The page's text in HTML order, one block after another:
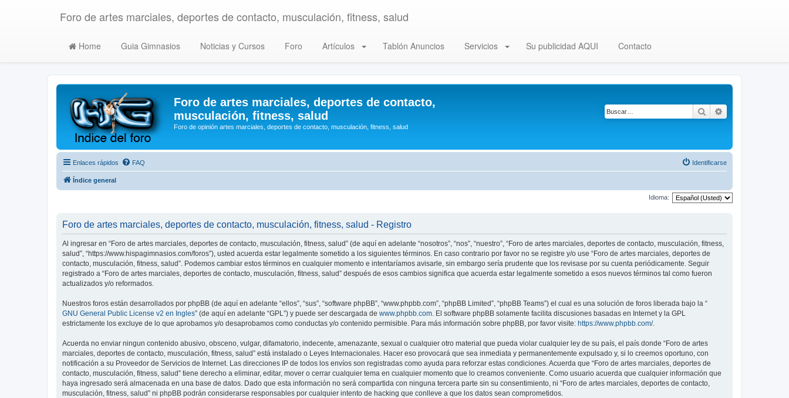
Foro de artes marciales, deportes de contacto, musculación, fitness, salud
Home Guia Gimnasios Noticias y Cursos Foro Artículos Tablón Anuncios Servicios Su publicidad AQUI Contacto
Foro de artes marciales, deportes de contacto,
musculación, fitness, salud
Foro de opinión artes marciales, deportes de contacto, musculación, fitness, salud
Buscar
Enlaces rápidos FAQ Identificarse
Índice general
Idioma:
Foro de artes marciales, deportes de contacto, musculación, fitness, salud - Registro
Al ingresar en “Foro de artes marciales, deportes de contacto, musculación, fitness, salud” (de aquí en adelante “nosotros”, “nos”, “nuestro”, “Foro de artes marciales, deportes de contacto, musculación, fitness,
salud”, “https://www.hispagimnasios.com/foros”), usted acuerda estar legalmente sometido a los siguientes términos. En caso contrario por favor no se registre y/o use “Foro de artes marciales, deportes de
contacto, musculación, fitness, salud”. Podemos cambiar estos términos en cualquier momento e intentaríamos avisarle, sin embargo sería prudente que los revisase por su cuenta periódicamente. Seguir
registrado a “Foro de artes marciales, deportes de contacto, musculación, fitness, salud” después de esos cambios significa que acuerda estar legalmente sometido a esos nuevos términos tal como fueron
actualizados y/o reformados.
Nuestros foros están desarrollados por phpBB (de aquí en adelante “ellos”, “sus”, “software phpBB”, “www.phpbb.com”, “phpBB Limited”, “phpBB Teams”) el cual es una solución de foros liberada bajo la “
GNU General Public License v2 en Ingles” (de aquí en adelante “GPL”) y puede ser descargada de www.phpbb.com . El software phpBB solamente facilita discusiones basadas en Internet y la GPL
estrictamente los excluye de lo que aprobamos y/o desaprobamos como conductas y/o contenido permisible. Para más información sobre phpBB, por favor visite: https://www.phpbb.com/.
Acuerda no enviar ningun contenido abusivo, obsceno, vulgar, difamatorio, indecente, amenazante, sexual o cualquier otro material que pueda violar cualquier ley de su país, el país donde “Foro de artes
marciales, deportes de contacto, musculación, fitness, salud” está instalado o Leyes Internacionales. Hacer eso provocará que sea inmediata y permanentemente expulsado y, si lo creemos oportuno, con
notificación a su Proveedor de Servicios de Internet. Las direcciones IP de todos los envíos son registradas como ayuda para reforzar estas condiciones. Acuerda que “Foro de artes marciales, deportes de
contacto, musculación, fitness, salud” tiene derecho a eliminar, editar, mover o cerrar cualquier tema en cualquier momento que lo creamos conveniente. Como usuario acuerda que cualquier información que
haya ingresado será almacenada en una base de datos. Dado que esta información no será compartida con ninguna tercera parte sin su consentimiento, ni “Foro de artes marciales, deportes de contacto,
musculación, fitness, salud” ni phpBB podrán considerarse responsables por cualquier intento de hacking que conlleve a que los datos sean comprometidos.